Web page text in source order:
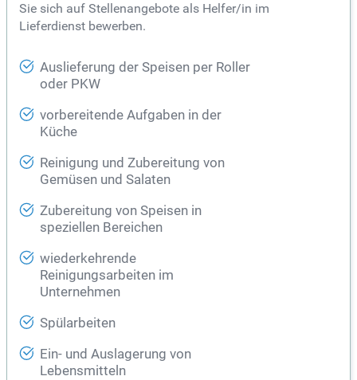
Sie sich auf Stellenangebote als Helfer/in im
Lieferdienst bewerben.
Auslieferung der Speisen per Roller
oder PKW
vorbereitende Aufgaben in der
Küche
Reinigung und Zubereitung von
Gemüsen und Salaten
Zubereitung von Speisen in
speziellen Bereichen
wiederkehrende
Reinigungsarbeiten im
Unternehmen
Spülarbeiten
Ein- und Auslagerung von
Lebensmitteln